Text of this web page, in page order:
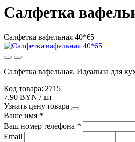
Салфетка
Салфетка вафельная 40*65
Салфетка вафельная. Идеальна для
Код товара: 2715
7.90 BYN / шт
Узнать цену товара
Ваше имя *
Ваш номер телефона *
Email